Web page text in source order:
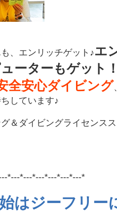
、エンリッチゲット♪エ
ーターもゲット
全安心ダイビング
しています♪
＆ダイビングライセンス
*---*---*---*---*---*---*
はジーフリー